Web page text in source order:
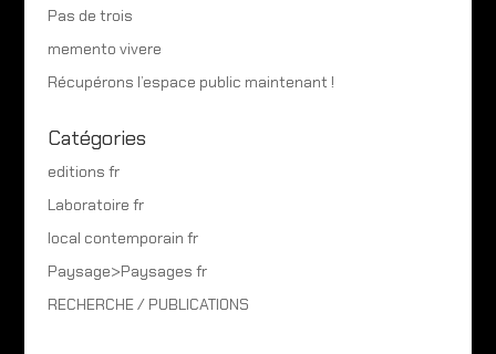
Pas de trois
memento vivere
Récupérons l’espace public maintenant !
Catégories
editions fr
Laboratoire fr
local contemporain fr
Paysage>Paysages fr
RECHERCHE / PUBLICATIONS